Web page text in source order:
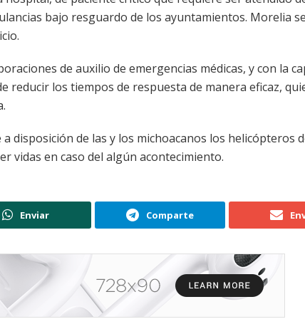
bajo resguardo de los ayuntamientos. Morelia
de auxilio de emergencias médicas, y con la
reducir los tiempos de respuesta de manera eficaz,
disposición de las y los michoacanos los helicópteros
vidas en caso del algún acontecimiento.
Enviar Comparte